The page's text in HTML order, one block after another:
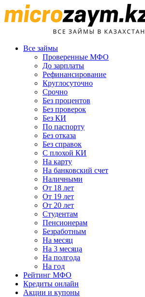
Все займы
Проверенные МФО
До зарплаты
Рефинансирование
Круглосуточно
Срочно
Без процентов
Без проверок
Без КИ
По паспорту
Без отказа
Без справок
С плохой КИ
На карту
На банковский счет
Наличными
От 18 лет
От 19 лет
От 20 лет
Студентам
Пенсионерам
Безработным
На месяц
На 3 месяца
На полгода
На год
Рейтинг МФО
Кредиты онлайн
Акции и купоны